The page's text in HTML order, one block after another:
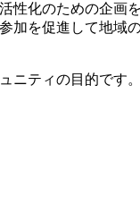
性化のための企画を
加を促進して地域
ニティの目的です。